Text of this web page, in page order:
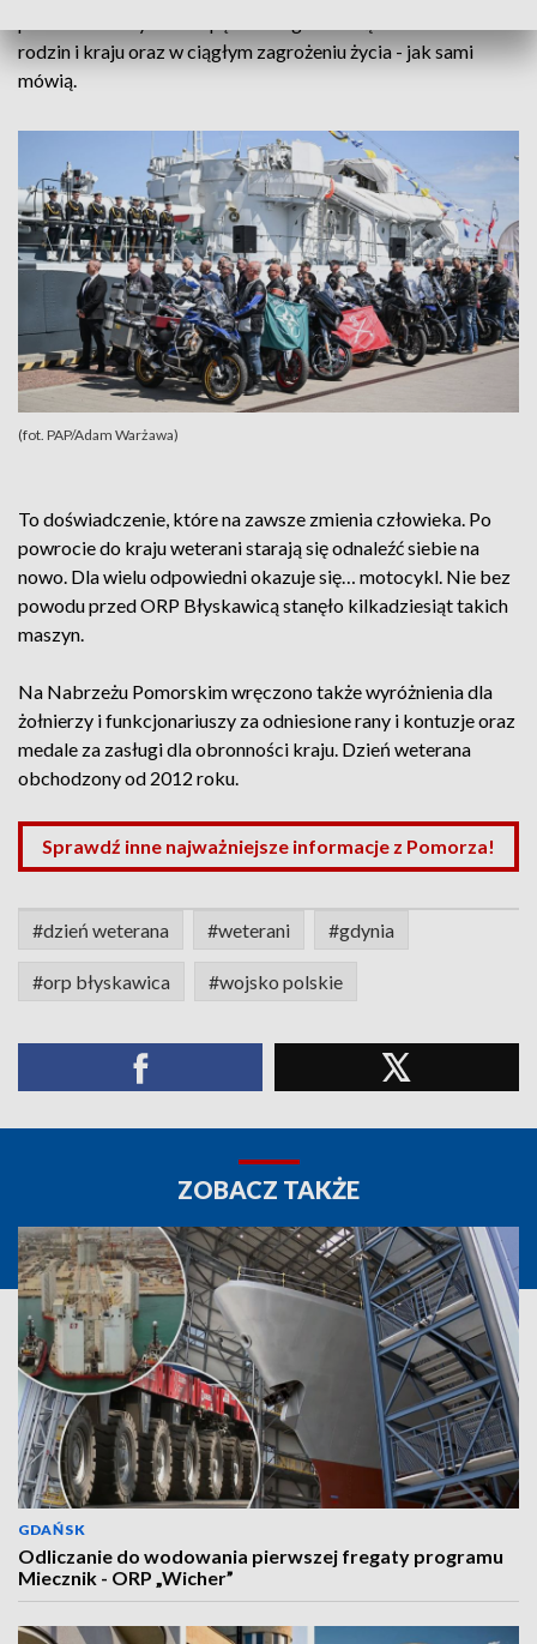
rodzin i kraju oraz w ciągłym zagrożeniu życia - jak sami
mówią.
(fot. PAP/Adam Warżawa)
To doświadczenie, które na zawsze zmienia człowieka. Po
powrocie do kraju weterani starają się odnaleźć siebie na
nowo. Dla wielu odpowiedni okazuje się… motocykl. Nie bez
powodu przed ORP Błyskawicą stanęło kilkadziesiąt takich
maszyn.
Na Nabrzeżu Pomorskim wręczono także wyróżnienia dla
żołnierzy i funkcjonariuszy za odniesione rany i kontuzje oraz
medale za zasługi dla obronności kraju. Dzień weterana
obchodzony od 2012 roku.
Sprawdź inne najważniejsze informacje z Pomorza!
#dzień weterana #weterani #gdynia
#orp błyskawica #wojsko polskie
ZOBACZ TAKŻE
GDAŃSK
Odliczanie do wodowania pierwszej fregaty programu
Miecznik - ORP „Wicher”